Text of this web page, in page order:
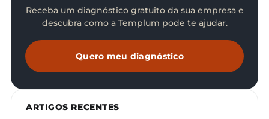
Receba um diagnóstico gratuito da sua empresa e
descubra como a Templum pode te ajudar.
Quero meu diagnóstico
ARTIGOS RECENTES